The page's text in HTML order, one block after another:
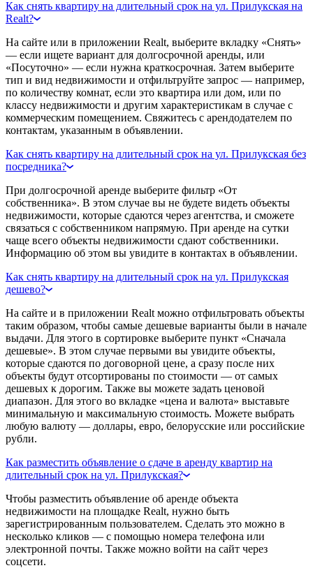
Как снять квартиру на длительный срок на ул. Прилукская на
Realt?
На сайте или в приложении Realt, выберите вкладку «Снять»
— если ищете вариант для долгосрочной аренды, или
«Посуточно» — если нужна краткосрочная. Затем выберите
тип и вид недвижимости и отфильтруйте запрос — например,
по количеству комнат, если это квартира или дом, или по
классу недвижимости и другим характеристикам в случае с
коммерческим помещением. Свяжитесь с арендодателем по
контактам, указанным в объявлении.
Как снять квартиру на длительный срок на ул. Прилукская без
посредника?
При долгосрочной аренде выберите фильтр «От
собственника». В этом случае вы не будете видеть объекты
недвижимости, которые сдаются через агентства, и сможете
связаться с собственником напрямую. При аренде на сутки
чаще всего объекты недвижимости сдают собственники.
Информацию об этом вы увидите в контактах в объявлении.
Как снять квартиру на длительный срок на ул. Прилукская
дешево?
На сайте и в приложении Realt можно отфильтровать объекты
таким образом, чтобы самые дешевые варианты были в начале
выдачи. Для этого в сортировке выберите пункт «Сначала
дешевые». В этом случае первыми вы увидите объекты,
которые сдаются по договорной цене, а сразу после них
объекты будут отсортированы по стоимости — от самых
дешевых к дорогим. Также вы можете задать ценовой
диапазон. Для этого во вкладке «цена и валюта» выставьте
минимальную и максимальную стоимость. Можете выбрать
любую валюту — доллары, евро, белорусские или российские
рубли.
Как разместить объявление о сдаче в аренду квартир на
длительный срок на ул. Прилукская?
Чтобы разместить объявление об аренде объекта
недвижимости на площадке Realt, нужно быть
зарегистрированным пользователем. Сделать это можно в
несколько кликов — с помощью номера телефона или
электронной почты. Также можно войти на сайт через
соцсети.